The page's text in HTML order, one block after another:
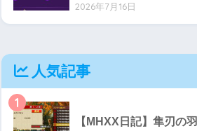
2026年7月16日
人気記事
1
【MHXX日記】隼刃の